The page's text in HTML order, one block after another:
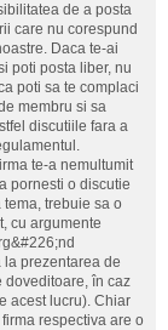
de a posta
care nu corespund
Daca te-ai
poti posta liber, nu
poti sa te complaci
membru si sa
discutiile fara a
te-a nemultumit
pornesti o discutie
tema, trebuie sa o
cu argumente
la prezentarea de
doveditoare, în caz
acest lucru). Chiar
respectiva are o